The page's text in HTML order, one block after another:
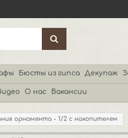
Бюсты из гипса Декупаж
О нас Вакансии
орнамента - 1/2 с накопителем